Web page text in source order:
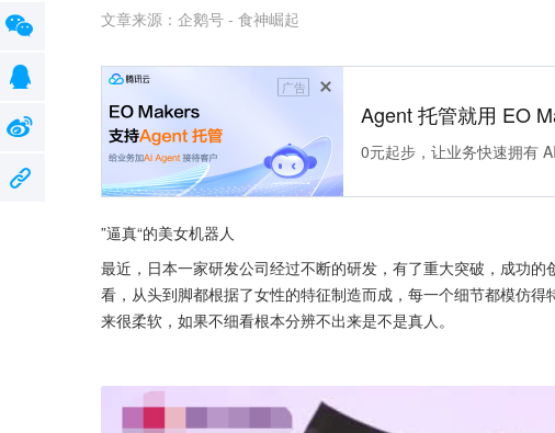
文章来源： 企鹅号 - 食神崛起
广告
Agent 托管就用 EO
0元起步，让业务快速拥有
”逼真“的美女机器人
最近，日本一家研发公司经过不断的研发，有了重大突破，成功的
看，从头到脚都根据了女性的特征制造而成，每一个细节都模仿
来很柔软，如果不细看根本分辨不出来是不是真人。